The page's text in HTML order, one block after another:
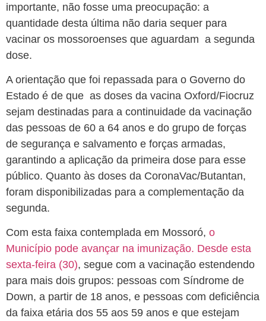
importante, não fosse uma preocupação: a
quantidade desta última não daria sequer para
vacinar os mossoroenses que aguardam a segunda
dose.
A orientação que foi repassada para o Governo do
Estado é de que as doses da vacina Oxford/Fiocruz
sejam destinadas para a continuidade da vacinação
das pessoas de 60 a 64 anos e do grupo de forças
de segurança e salvamento e forças armadas,
garantindo a aplicação da primeira dose para esse
público. Quanto às doses da CoronaVac/Butantan,
foram disponibilizadas para a complementação da
segunda.
Com esta faixa contemplada em Mossoró, o
Município pode avançar na imunização. Desde esta
sexta-feira (30), segue com a vacinação estendendo
para mais dois grupos: pessoas com Síndrome de
Down, a partir de 18 anos, e pessoas com deficiência
da faixa etária dos 55 aos 59 anos e que estejam